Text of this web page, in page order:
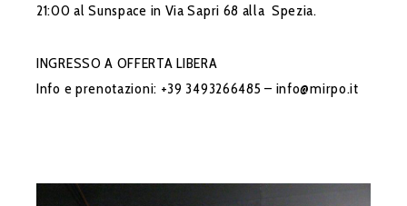
21:00 al Sunspace in Via Sapri 68 alla Spezia.
INGRESSO A OFFERTA LIBERA
Info e prenotazioni: +39 3493266485 – info@mirpo.it